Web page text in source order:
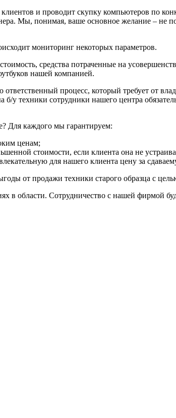
и проводит скупку компьютеров по
Мы, понимая, ваше основное желание –
мониторинг некоторых параметров.
средства потраченные на
нашей компанией.
ответственный процесс, который требует от
техники сотрудники нашего центра
Для каждого мы гарантируем:
ценам;
стоимости, если клиента она не
для нашего клиента цену за
от продажи техники старого образца с
в области. Сотрудничество с нашей фирмой